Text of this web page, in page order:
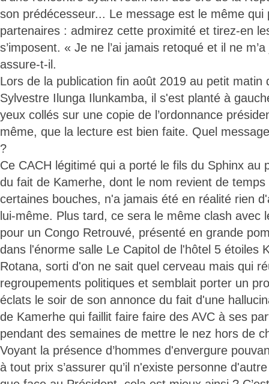
son prédécesseur... Le message est le même qui
partenaires : admirez cette proximité et tirez-en
s’imposent. « Je ne l’ai jamais retoqué et il ne
assure-t-il.
Lors de la publication fin août 2019 au petit matin
Sylvestre Ilunga Ilunkamba, il s'est planté à
yeux collés sur une copie de l’ordonnance
même, que la lecture est bien faite. Quel
?
Ce CACH légitimé qui a porté le fils du Sphinx au
du fait de Kamerhe, dont le nom revient de
certaines bouches, n'a jamais été en réalité rien
lui-même. Plus tard, ce sera le même clash avec
pour un Congo Retrouvé, présenté en grande
dans l'énorme salle Le Capitol de l'hôtel 5 étoiles
Rotana, sorti d'on ne sait quel cerveau mais qui
regroupements politiques et semblait porter un
éclats le soir de son annonce du fait d'une
de Kamerhe qui faillit faire faire des AVC à ses
pendant des semaines de mettre le nez hors de
Voyant la présence d’hommes d'envergure
à tout prix s’assurer qu’il n'existe personne